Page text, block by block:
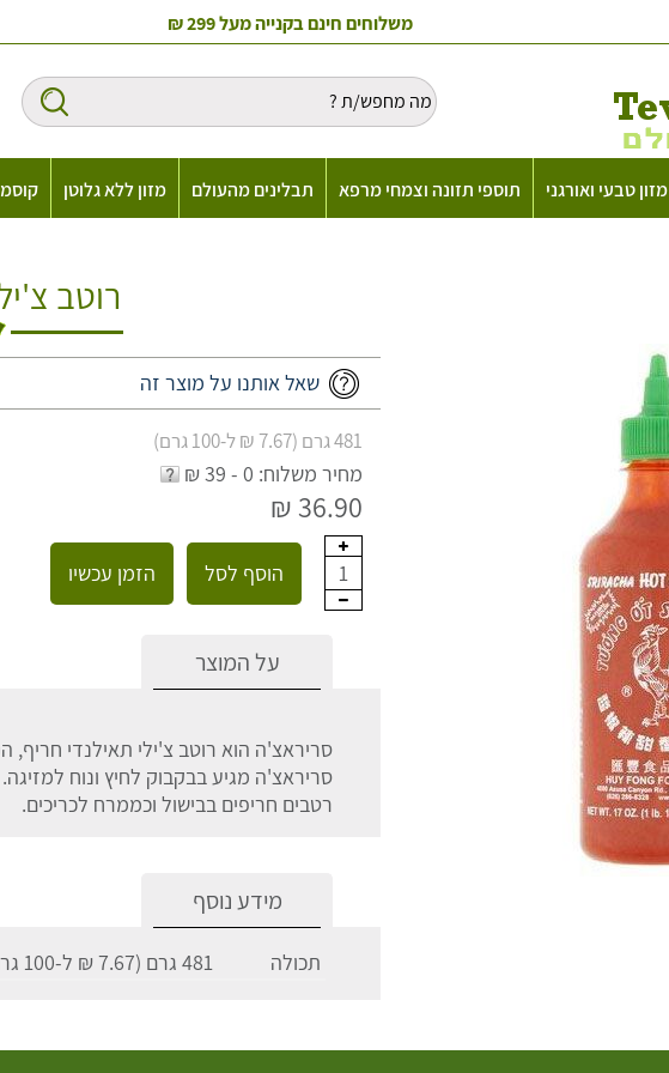
משלוחים חינם בקנייה מעל 299 ₪
מזון טבעי ואורגני תוספי תזונה וצמחי מרפא תבלינים מהעולם מזון ללא גלוטן
רוטב
שאל אותנו על מוצר זה
481 גרם (7.67 ₪ ל-100 גרם)
מחיר משלוח: 0 - 39 ₪
36.90 ₪
1 הוסף לסל הזמן עכשיו
על המוצר
סריראצ'ה הוא רוטב צ'ילי תאילנדי חריף,
סריראצ'ה מגיע בבקבוק לחיץ ונוח
רטבים חריפים בבישול וכממרח לכריכים.
מידע נוסף
תכולה 481 גרם (7.67 ₪ ל-100 גרם)